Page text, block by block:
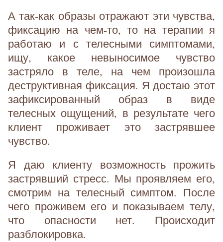
А так-как образы отражают эти чувства,
фиксацию на чем-то, то на терапии я
работаю и с телесными симптомами,
ищу, какое невыносимое чувство
застряло в теле, на чем произошла
деструктивная фиксация. Я достаю этот
зафиксированный образ в виде
телесных ощущений, в результате чего
клиент проживает это застрявшее
чувство.
Я даю клиенту возможность прожить
застрявший стресс. Мы проявляем его,
смотрим на телесный симптом. После
чего проживем его и показываем телу,
что опасности нет. Происходит
разблокировка.